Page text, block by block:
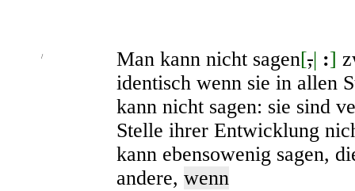
/ Man kann nicht sagen[,| :]
identisch wenn sie in allen
kann nicht sagen: sie sind
Stelle ihrer Entwicklung
kann ebensowenig sagen,
andere, wenn